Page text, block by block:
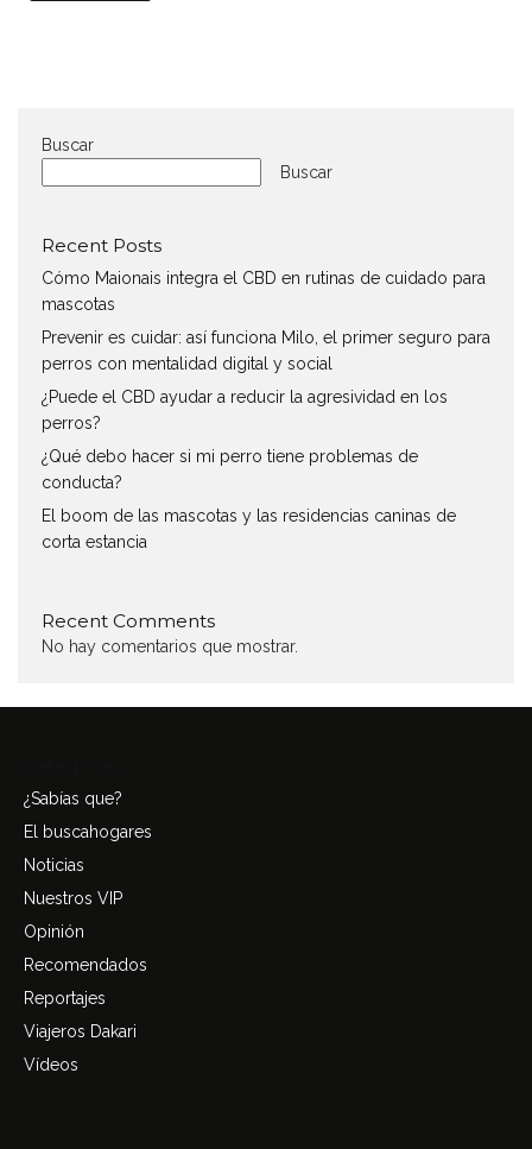
Buscar
Buscar
Recent Posts
Cómo Maionais integra el CBD en rutinas de cuidado para
mascotas
Prevenir es cuidar: así funciona Milo, el primer seguro para
perros con mentalidad digital y social
¿Puede el CBD ayudar a reducir la agresividad en los
perros?
¿Qué debo hacer si mi perro tiene problemas de
conducta?
El boom de las mascotas y las residencias caninas de
corta estancia
Recent Comments
No hay comentarios que mostrar.
¿Sabías que?
El buscahogares
Noticias
Nuestros VIP
Opinión
Recomendados
Reportajes
Viajeros Dakari
Vídeos